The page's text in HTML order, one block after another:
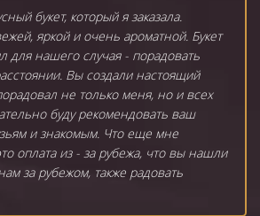
букет, который я заказала.
яркой и очень ароматной. Букет
для нашего случая - порадовать
Вы создали настоящий
не только меня, но и всех
буду рекомендовать ваш
и знакомым. Что еще мне
оплата из - за рубежа, что вы нашли
за рубежом, также радовать